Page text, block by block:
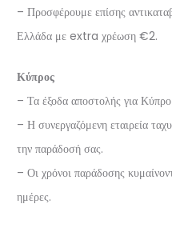
– Προσφέρουμε επίσης
Ελλάδα με extra χρέωση €2.
Κύπρος
– Τα έξοδα αποστολής για Κύπρο
– Η συνεργαζόμενη εταιρεία
την παράδοσή σας.
– Οι χρόνοι παράδοσης
ημέρες.